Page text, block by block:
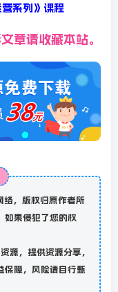
系列》课程
章请收藏本站。
络，版权归原作者所
如果侵犯了您的权
源，提供资源分享，
保障，风险请自行甄